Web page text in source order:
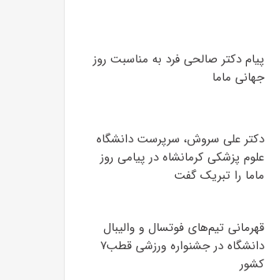
پیام دکتر صالحی فرد به مناسبت روز
جهانی ماما
دکتر علی سروش، سرپرست دانشگاه
علوم پزشکی کرمانشاه در پیامی روز
ماما را تبریک گفت
قهرمانی تیم‌های فوتسال و والیبال
دانشگاه در جشنواره ورزشی قطب۷
کشور